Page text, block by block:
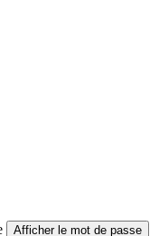
Afficher le mot de passe